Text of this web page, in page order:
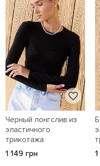
Черный лонгслив из
эластичного
трикотажа
1 149 грн